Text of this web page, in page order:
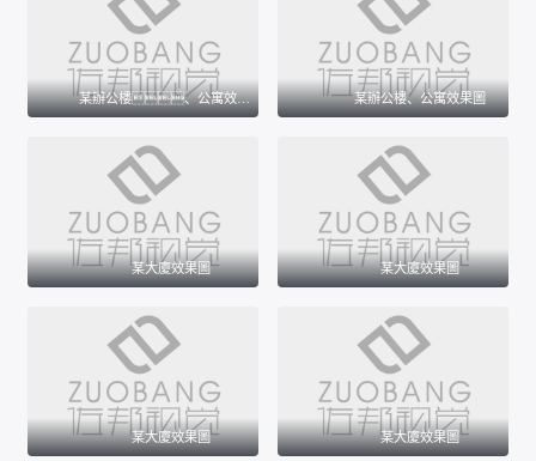
某辦公樓、公寓效果圖 某辦公樓、公寓效果圖
某辦公樓、公寓效果圖
某大廈效果圖 某大廈效果圖